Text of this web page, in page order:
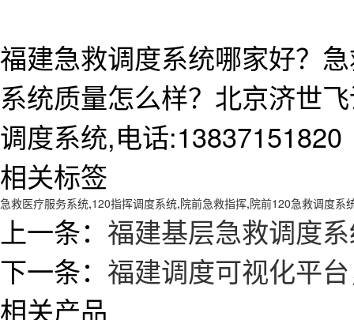
福建急救调度系统哪家好？
系统质量怎么样？北京济世
调度系统,电话:13837151820
相关标签
急救医疗服务系统,120指挥调度系统,院前急救指挥,院前120急救调度系
上一条： 福建基层急救调度
下一条： 福建调度可视化平
相关产品